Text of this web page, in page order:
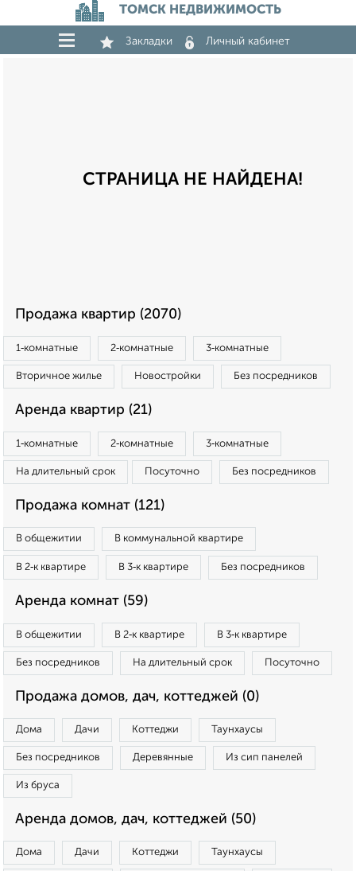
ТОМСК НЕДВИЖИМОСТЬ
Закладки Личный кабинет
СТРАНИЦА НЕ НАЙДЕНА!
Продажа квартир (2070)
1‑комнатные 2‑комнатные 3‑комнатные
Вторичное жилье Новостройки Без посредников
Аренда квартир (21)
1‑комнатные 2‑комнатные 3‑комнатные
На длительный срок Посуточно Без посредников
Продажа комнат (121)
В общежитии В коммунальной квартире
В 2‑к квартире В 3‑к квартире Без посредников
Аренда комнат (59)
В общежитии В 2‑к квартире В 3‑к квартире
Без посредников На длительный срок Посуточно
Продажа домов, дач, коттеджей (0)
Дома Дачи Коттеджи Таунхаусы
Без посредников Деревянные Из сип панелей
Из бруса
Аренда домов, дач, коттеджей (50)
Дома Дачи Коттеджи Таунхаусы